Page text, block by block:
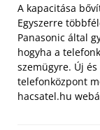
A kapacitása
Egyszerre
Panasonic által
hogyha a
szemügyre. Új
telefonközpont
hacsatel.hu